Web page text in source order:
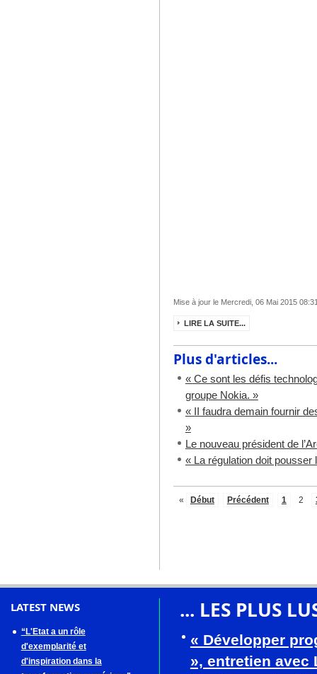
Mise à jour le Mercredi, 06 Mai 2015
LIRE LA SUITE...
Plus d'articles...
« Ce sont les défis
groupe Nokia. »
« II faudra demain fournir
»
Le nouveau président de
« La régulation doit
« Début Précédent 1 2
LATEST NEWS
“L'Etat a un rôle
d'exemplarité et
d'inspiration dans la
... LES PLUS
« Développer
», entretien avec